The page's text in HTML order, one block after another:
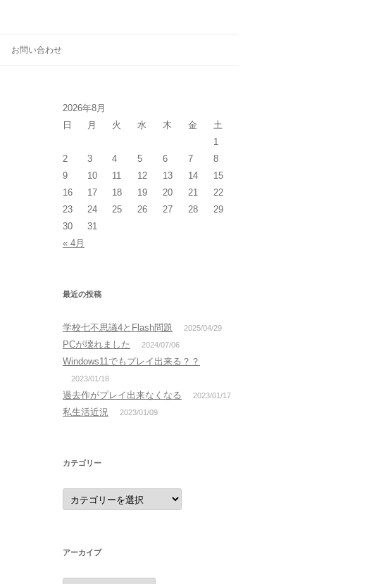
お問い合わせ
2026年8月
日
月 火 水 木 金
土
1
2
3 4 5 6 7
8
9
10 11 12 13 14
15
16
17 18 19 20 21
22
23
24 25 26 27 28
29
30
31
« 4月
最近の投稿
学校七不思議4とFlash問題 2025/04/29
PCが壊れました 2024/07/06
Windows11でもプレイ出来る？？
2023/01/18
過去作がプレイ出来なくなる 2023/01/17
私生活近況 2023/01/09
カテゴリー
カ
テ
ゴ
アーカイブ